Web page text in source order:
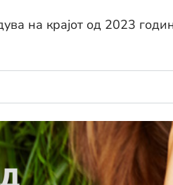
на крајот од 2023